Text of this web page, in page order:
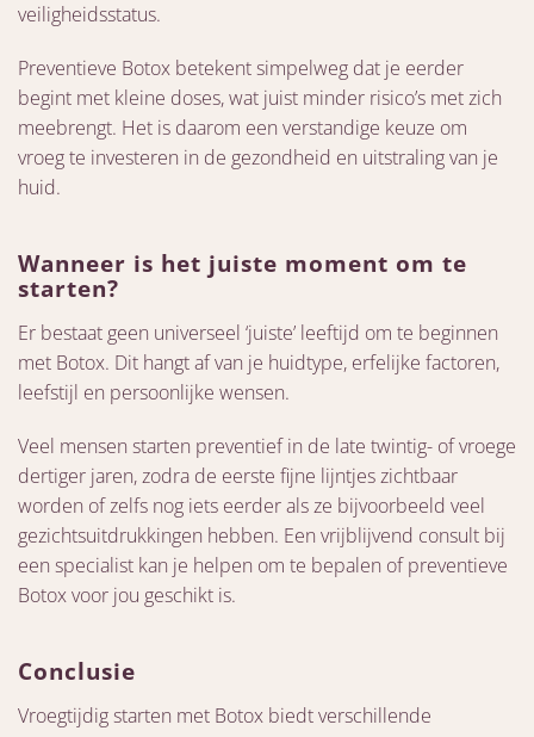
veiligheidsstatus.
Preventieve Botox betekent simpelweg dat je eerder
begint met kleine doses, wat juist minder risico’s met zich
meebrengt. Het is daarom een verstandige keuze om
vroeg te investeren in de gezondheid en uitstraling van je
huid.
Wanneer is het juiste moment om te
starten?
Er bestaat geen universeel ‘juiste’ leeftijd om te beginnen
met Botox. Dit hangt af van je huidtype, erfelijke factoren,
leefstijl en persoonlijke wensen.
Veel mensen starten preventief in de late twintig- of vroege
dertiger jaren, zodra de eerste fijne lijntjes zichtbaar
worden of zelfs nog iets eerder als ze bijvoorbeeld veel
gezichtsuitdrukkingen hebben. Een vrijblijvend consult bij
een specialist kan je helpen om te bepalen of preventieve
Botox voor jou geschikt is.
Conclusie
Vroegtijdig starten met Botox biedt verschillende